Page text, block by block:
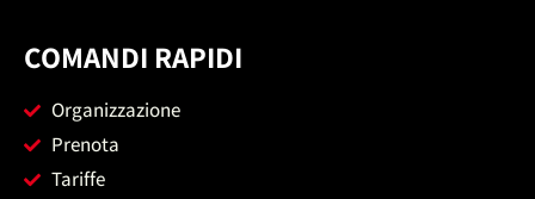
COMANDI RAPIDI
Organizzazione
Prenota
Tariffe